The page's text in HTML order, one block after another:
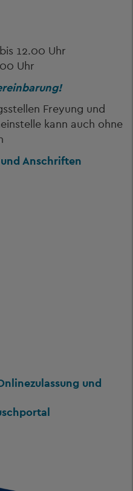
12.00 Uhr
Uhr
Freyung und
kann auch ohne
und Anschriften
und